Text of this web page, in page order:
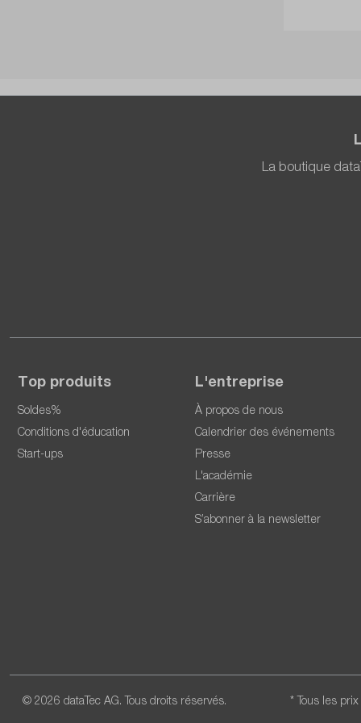
La boutique
Top produits
Soldes%
Conditions d'éducation
Start-ups
L'entreprise
À propos de nous
Calendrier des événements
Presse
L'académie
Carrière
S’abonner à la newsletter
© 2026 dataTec AG. Tous droits réservés. * Tous les